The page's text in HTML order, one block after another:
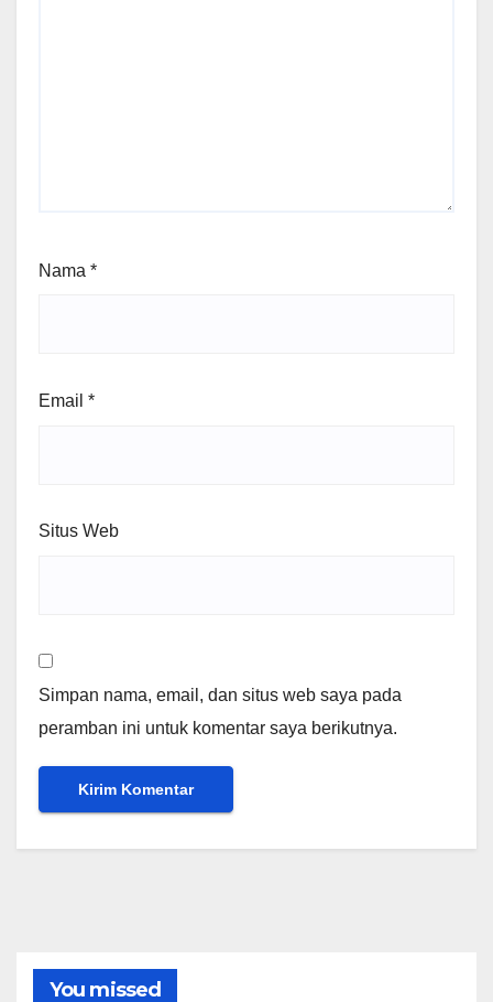
Nama *
Email *
Situs Web
Simpan nama, email, dan situs web saya pada
peramban ini untuk komentar saya berikutnya.
You missed